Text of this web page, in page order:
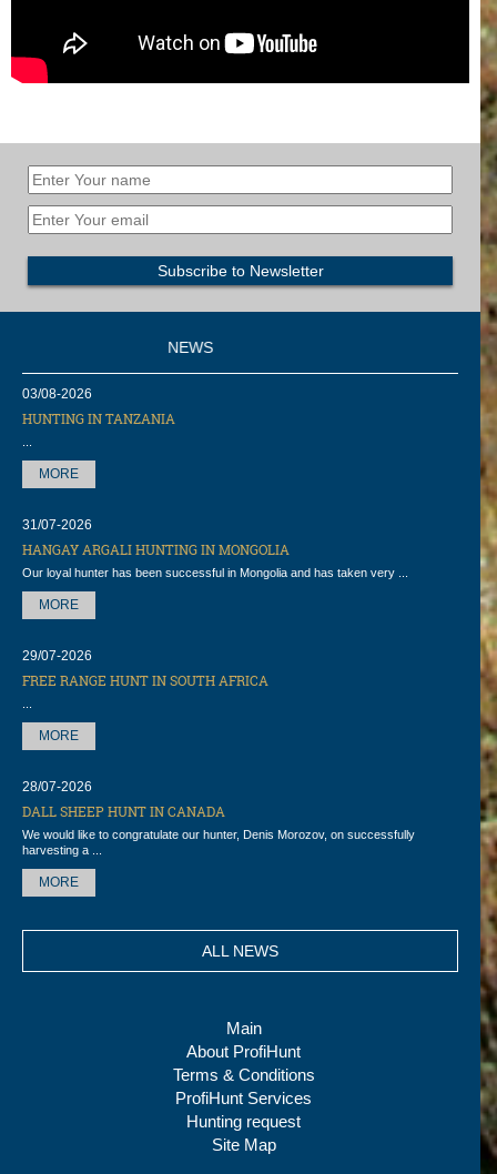
03/08-2026
HUNTING IN TANZANIA
MORE
31/07-2026
HANGAY ARGALI HUNTING IN MONGOLIA
Our loyal hunter has been successful in Mongolia and has taken very ...
MORE
29/07-2026
FREE RANGE HUNT IN SOUTH AFRICA
MORE
28/07-2026
DALL SHEEP HUNT IN CANADA
We would like to congratulate our hunter, Denis Morozov, on successfully
harvesting a ...
MORE
ALL NEWS
Main
About ProfiHunt
Terms & Conditions
ProfiHunt Services
Hunting request
Site Map